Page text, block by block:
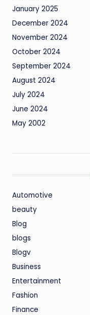
January 2025
December 2024
November 2024
October 2024
September 2024
August 2024
July 2024
June 2024
May 2002
Automotive
beauty
Blog
blogs
Blogv
Business
Entertainment
Fashion
Finance